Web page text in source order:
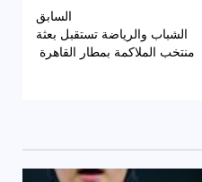
السابق
الشباب والرياضة تستقبل بعثة
منتخب الملاكمة بمطار القاهرة